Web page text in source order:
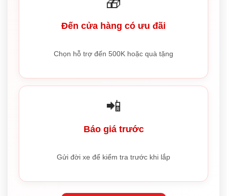
Đến cửa hàng có ưu đãi
Chọn hỗ trợ đến 500K hoặc quà tặng
📲
Báo giá trước
Gửi đời xe để kiểm tra trước khi lắp